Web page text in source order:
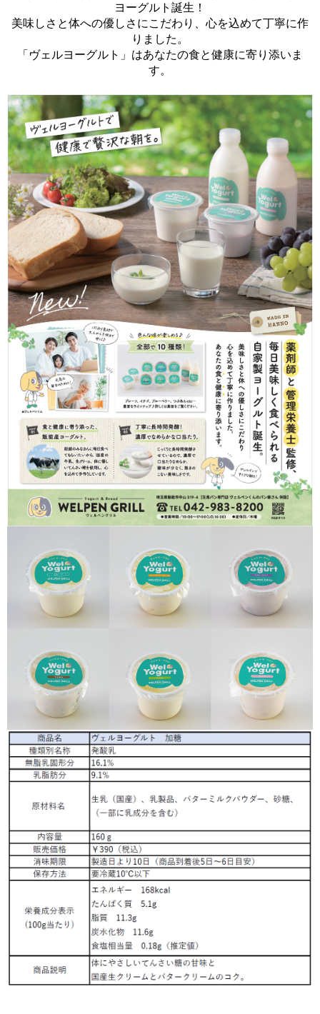
ヨーグルト誕生！
美味しさと体への優しさにこだわり、心を込めて丁寧に作
りました。
「ヴェルヨーグルト」はあなたの食と健康に寄り添いま
す。